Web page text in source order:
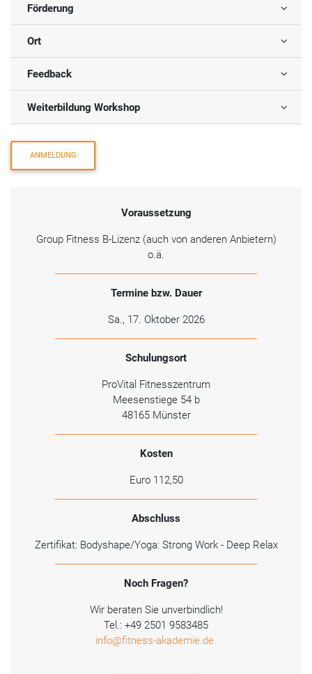
Förderung
Ort
Feedback
Weiterbildung Workshop
ANMELDUNG
Voraussetzung
Group Fitness B-Lizenz (auch von anderen Anbietern)
o.ä.
Termine bzw. Dauer
Sa., 17. Oktober 2026
Schulungsort
ProVital Fitnesszentrum
Meesenstiege 54 b
48165 Münster
Kosten
Euro 112,50
Abschluss
Zertifikat: Bodyshape/Yoga: Strong Work - Deep Relax
Noch Fragen?
Wir beraten Sie unverbindlich!
Tel.: +49 2501 9583485
info@fitness-akademie.de